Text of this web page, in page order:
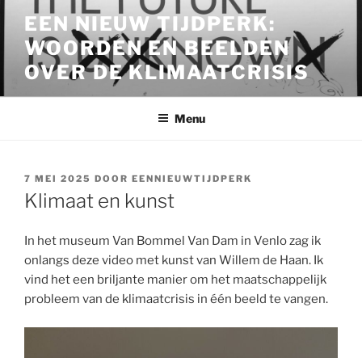
inhoud
EEN NIEUW TIJDPERK:
WOORDEN EN BEELDEN
OVER DE KLIMAATCRISIS
Menu
GEPLAATST
OP
7 MEI 2025 DOOR EENNIEUWTIJDPERK
Klimaat en kunst
In het museum Van Bommel Van Dam in Venlo zag ik
onlangs deze video met kunst van Willem de Haan. Ik
vind het een briljante manier om het maatschappelijk
probleem van de klimaatcrisis in één beeld te vangen.